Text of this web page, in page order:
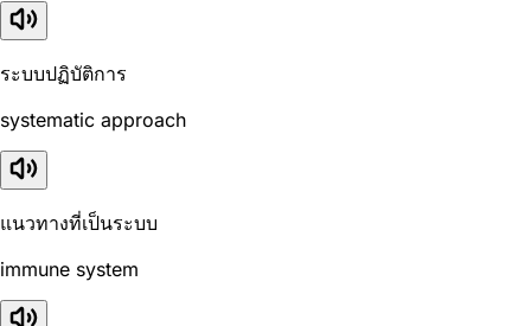
ระบบปฏิบัติการ
systematic approach
แนวทางที่เป็นระบบ
immune system